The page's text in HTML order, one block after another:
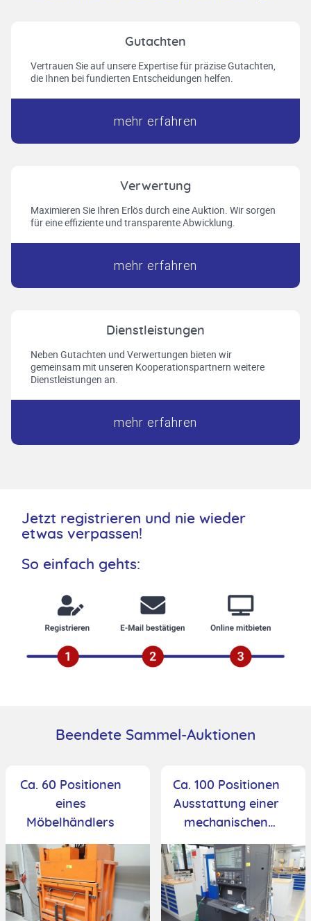
Gutachten
Vertrauen Sie auf unsere Expertise für präzise Gutachten,
die Ihnen bei fundierten Entscheidungen helfen.
mehr erfahren
Verwertung
Maximieren Sie Ihren Erlös durch eine Auktion. Wir sorgen
für eine effiziente und transparente Abwicklung.
mehr erfahren
Dienstleistungen
Neben Gutachten und Verwertungen bieten wir
gemeinsam mit unseren Kooperationspartnern weitere
Dienstleistungen an.
mehr erfahren
Jetzt registrieren und nie wieder
etwas verpassen!
So einfach gehts:
Beendete Sammel-Auktionen
Ca. 60 Positionen
eines
Möbelhändlers
Ca. 100 Positionen
Ausstattung einer
mechanischen
Ausbildungswerks
tatt und -
schweißerei